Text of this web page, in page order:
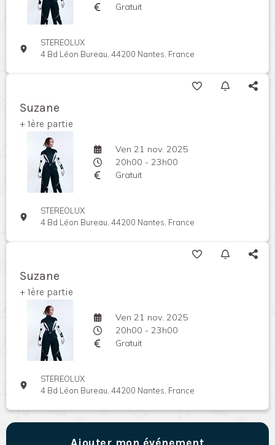
Gratuit
STEREOLUX
4 Bd Léon Bureau, 44200 Nantes, France
Suzane
+ 1ère partie
Ven 21 nov. 2025
20h00 - 23h00
Gratuit
STEREOLUX
4 Bd Léon Bureau, 44200 Nantes, France
Suzane
+ 1ère partie
Ven 21 nov. 2025
20h00 - 23h00
Gratuit
STEREOLUX
4 Bd Léon Bureau, 44200 Nantes, France